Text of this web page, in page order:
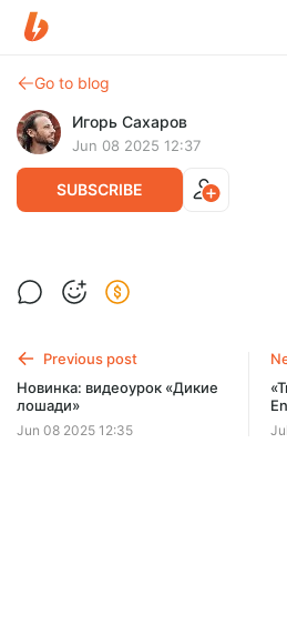
Go to blog
Игорь Сахаров
Jun 08 2025 12:37
SUBSCRIBE
Новинка: видеоурок
Плещеево»
подробному видеоуроку по этой
необходимых материалов
Previous post
Новинка: видеоурок «Дикие
лошади»
Jun 08 2025 12:35